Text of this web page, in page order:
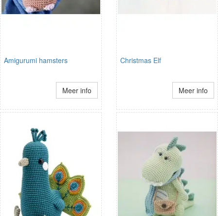
Amigurumi hamsters
Meer info
Christmas Elf
Meer info